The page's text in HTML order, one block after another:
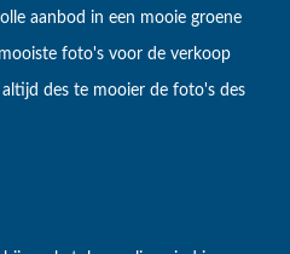
aanbod in een mooie groene
foto's voor de verkoop
des te mooier de foto's des